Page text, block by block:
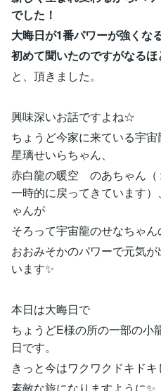
でした！
大晦日が1番パワーが強くな
初めて聞いたのですがなるほ
と、頂きました。
興味深いお話ですよね☆
ちょうど今家に来ている宇
星璃せいらちゃん、
赤白龍の暖空 のあちゃん（
一時的に戻ってきています
ゃんが
そろって宇宙龍のせなちゃ
おおみそかのパワーで元気
います✨
本日は大晦日で
ちょうどE様の所の一部の小
日です。
きっと今はワクワクドキド